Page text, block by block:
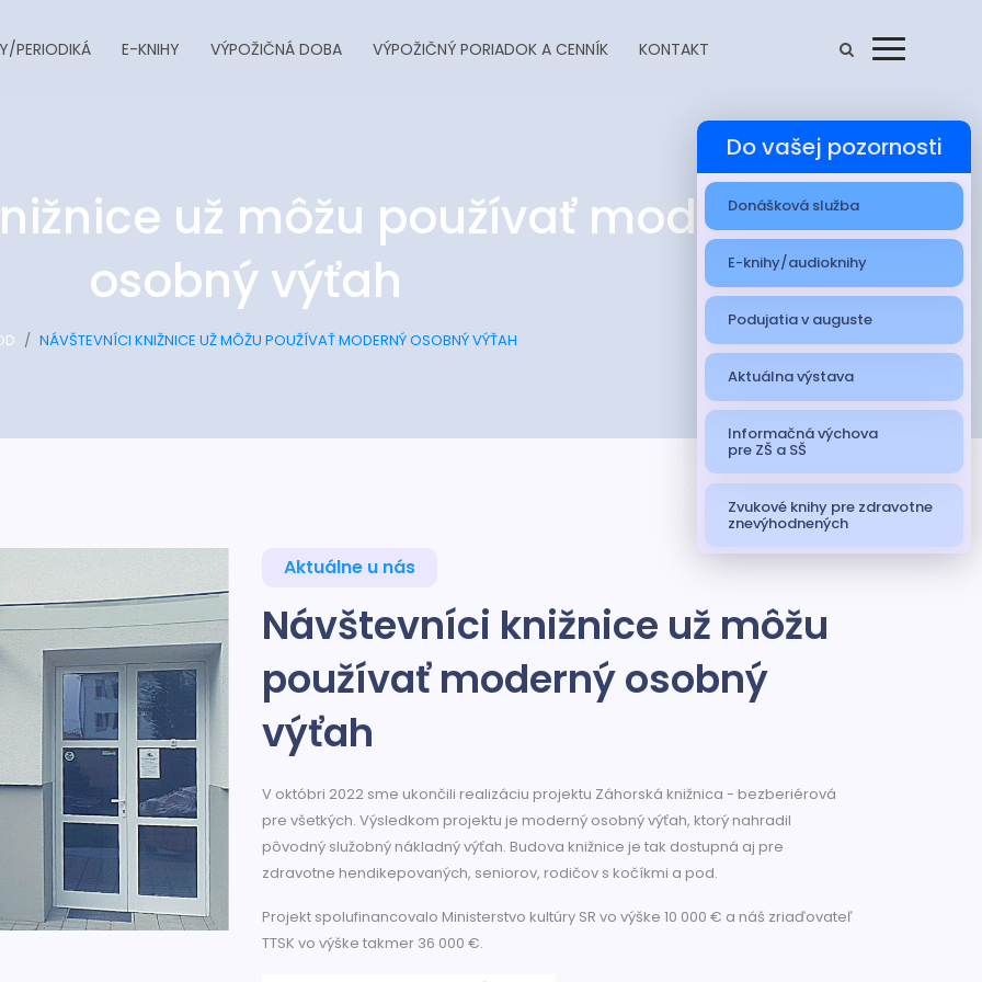
PERIODIKÁ E-KNIHY VÝPOŽIČNÁ DOBA VÝPOŽIČNÝ PORIADOK A CENNÍK KONTAKT
už môžu používať moderný
osobný výťah
NÁVŠTEVNÍCI KNIŽNICE UŽ MÔŽU POUŽÍVAŤ MODERNÝ OSOBNÝ VÝŤAH
Aktuálne u nás
Návštevníci knižnice už môžu
používať moderný osobný
výťah
V októbri 2022 sme ukončili realizáciu projektu Záhorská knižnica - bezberiérová
pre všetkých. Výsledkom projektu je moderný osobný výťah, ktorý nahradil
pôvodný služobný nákladný výťah. Budova knižnice je tak dostupná aj pre
zdravotne hendikepovaných, seniorov, rodičov s kočíkmi a pod.
Projekt spolufinancovalo Ministerstvo kultúry SR vo výške 10 000 € a náš zriaďovateľ
TTSK vo výške takmer 36 000 €.
Do vašej pozornosti
Donášková služba
E-knihy/audioknihy
Podujatia v auguste
Aktuálna výstava
Informačná výchova
pre ZŠ a SŠ
Zvukové knihy pre zdravotne
znevýhodnených